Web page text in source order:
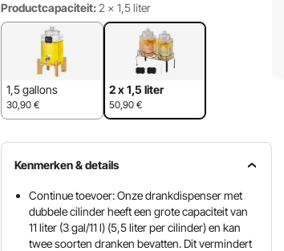
Productcapaciteit: 2 x 1,5 liter
1,5 gallons
30,90 €
2 x 1,5 liter
50,90 €
Kenmerken & details
Continue toevoer: Onze drankdispenser met
dubbele cilinder heeft een grote capaciteit van
11 liter (3 gal/11 l) (5,5 liter per cilinder) en kan
twee soorten dranken bevatten. Dit vermindert